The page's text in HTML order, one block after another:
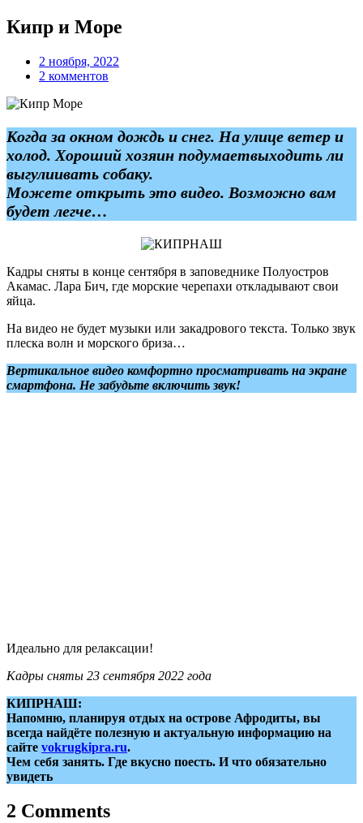
Кипр и Море
2 ноября, 2022
2 комментов
Когда за окном дождь и снег. На улице ветер и
холод. Хороший хозяин подумаетвыходить ли
выгулиивать собаку.
Можете открыть это видео. Возможно вам
будет легче…
Кадры сняты в конце сентября в заповеднике Полуостров
Акамас. Лара Бич, где морские черепахи откладывают свои
яйца.
На видео не будет музыки или закадрового текста. Только звук
плеска волн и морского бриза…
Вертикальное видео комфортно просматривать на экране
смартфона. Не забудьте включить звук!
Идеально для релаксации!
Кадры сняты 23 сентября 2022 года
КИПРНАШ:
Напомню, планируя отдых на острове Афродиты, вы
всегда найдёте полезную и актуальную информацию на
сайте vokrugkipra.ru.
Чем себя занять. Где вкусно поесть. И что обязательно
увидеть
2 Comments